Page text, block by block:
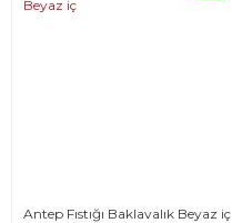
Antep Fıstığı Baklavalık Beyaz iç